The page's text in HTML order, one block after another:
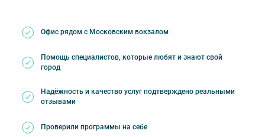
Офис рядом с Московским вокзалом
Помощь специалистов, которые любят и знают свой
город
Надёжность и качество услуг подтверждено реальными
отзывами
Проверили программы на себе